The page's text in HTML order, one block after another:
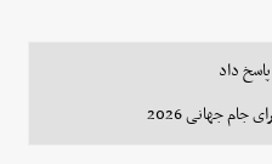
داد
جهانی 2026